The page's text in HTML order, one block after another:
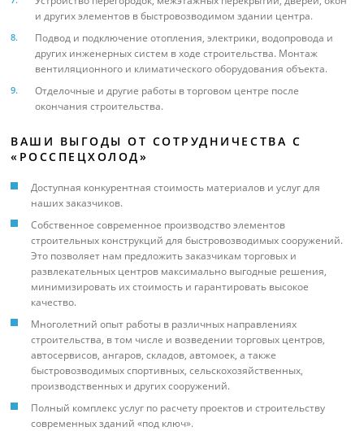
и других элементов в быстровозводимом здании центра.
Подвод и подключение отопления, электрики, водопровода и
других инженерных систем в ходе строительства. Монтаж
вентиляционного и климатического оборудования объекта.
Отделочные и другие работы в торговом центре после
окончания строительства.
ВАШИ ВЫГОДЫ ОТ СОТРУДНИЧЕСТВА С
«РОССПЕЦХОЛОД»
Доступная конкурентная стоимость материалов и услуг для
наших заказчиков.
Собственное современное производство элементов
строительных конструкций для быстровозводимых сооружений.
Это позволяет нам предложить заказчикам торговых и
развлекательных центров максимально выгодные решения,
минимизировать их стоимость и гарантировать высокое
качество.
Многолетний опыт работы в различных направлениях
строительства, в том числе и возведении торговых центров,
автосервисов, ангаров, складов, автомоек, а также
быстровозводимых спортивных, сельскохозяйственных,
производственных и других сооружений.
Полный комплекс услуг по расчету проектов и строительству
современных зданий «под ключ».